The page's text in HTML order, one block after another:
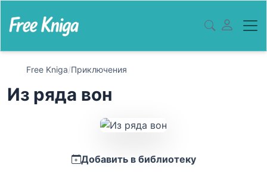
Free Kniga/Приключения
Из ряда вон
Добавить в библиотеку